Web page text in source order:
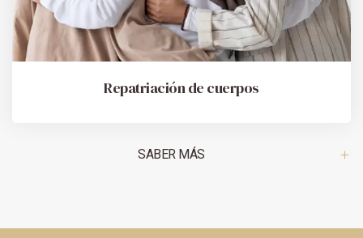
Repatriación de cuerpos
SABER MÁS